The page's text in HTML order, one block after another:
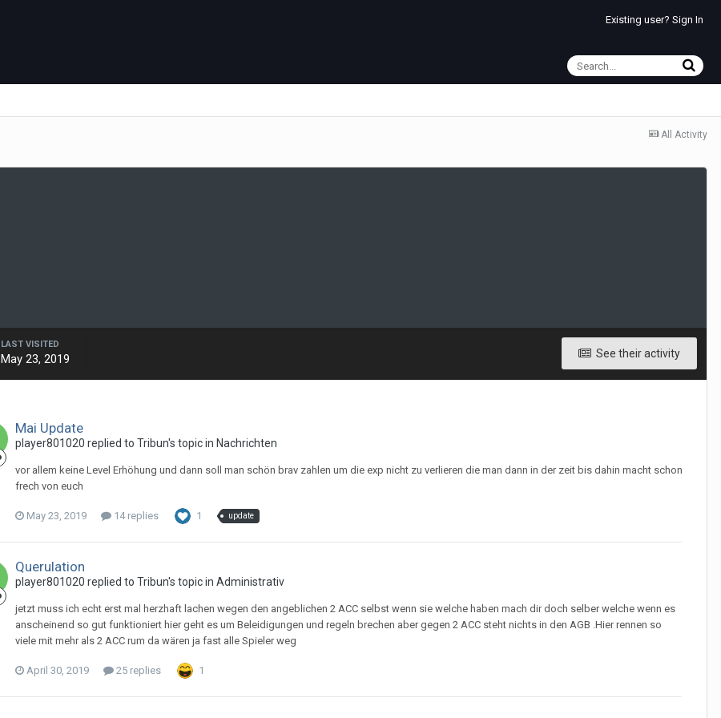
Existing user? Sign In
All Activity
See their activity
LAST VISITED
May 23, 2019
Mai Update
player801020 replied to Tribun's topic in Nachrichten
vor allem keine Level Erhöhung und dann soll man schön brav zahlen um die exp nicht zu verlieren die man dann in der zeit bis dahin macht schon
frech von euch
May 23, 2019 14 replies 1 update
Querulation
player801020 replied to Tribun's topic in Administrativ
jetzt muss ich echt erst mal herzhaft lachen wegen den angeblichen 2 ACC selbst wenn sie welche haben mach dir doch selber welche wenn es
anscheinend so gut funktioniert hier geht es um Beleidigungen und regeln brechen aber gegen 2 ACC steht nichts in den AGB .Hier rennen so
viele mit mehr als 2 ACC rum da wären ja fast alle Spieler weg
April 30, 2019 25 replies 1